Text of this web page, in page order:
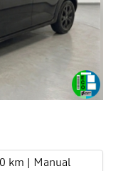
km | Manual